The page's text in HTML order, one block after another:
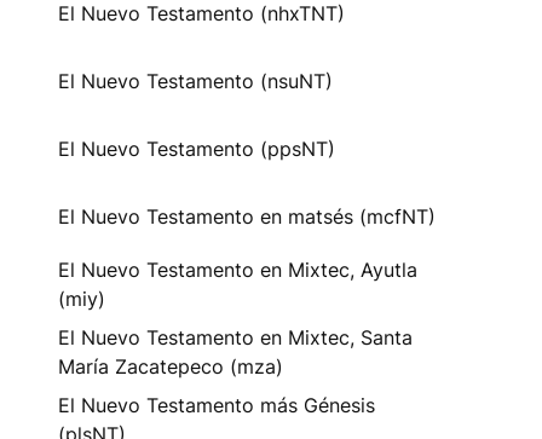
El Nuevo Testamento (nhxTNT)
El Nuevo Testamento (nsuNT)
El Nuevo Testamento (ppsNT)
El Nuevo Testamento en matsés (mcfNT)
El Nuevo Testamento en Mixtec, Ayutla
(miy)
El Nuevo Testamento en Mixtec, Santa
María Zacatepeco (mza)
El Nuevo Testamento más Génesis
(plsNT)